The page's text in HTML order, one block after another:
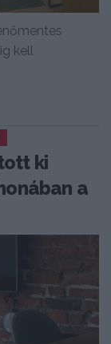
kell
ki
a